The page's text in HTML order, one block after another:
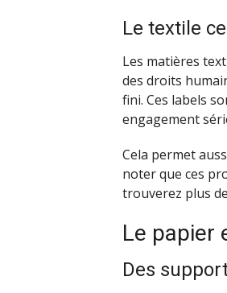
Le textile
Les matières
des droits
fini. Ces labels
engagement
Cela permet
noter que ces
trouverez plus
Le papier
Des